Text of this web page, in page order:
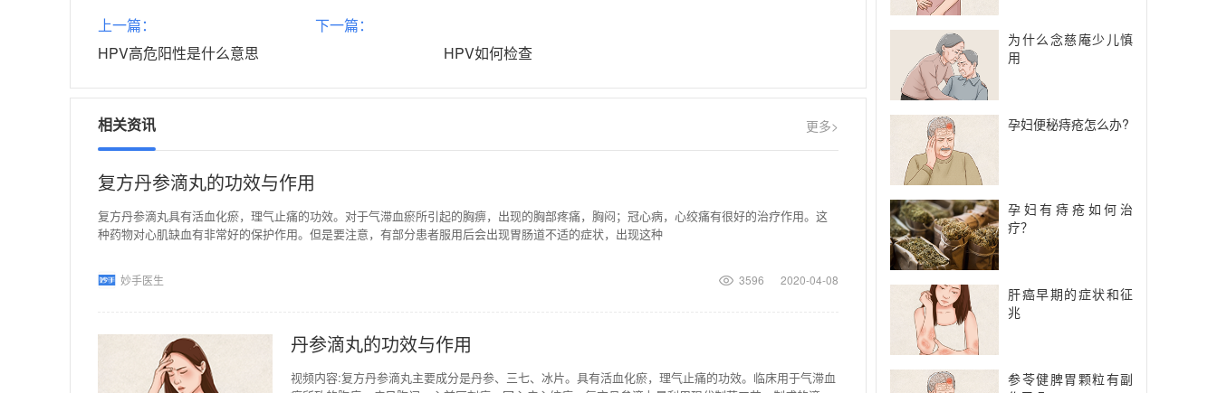
上一篇：
HPV高危阳性是什么意思
下一篇：
HPV如何检查
相关资讯 更多>
复方丹参滴丸的功效与作用
复方丹参滴丸具有活血化瘀，理气止痛的功效。对于气滞血瘀所引起的胸痹，出现的胸部疼痛，胸闷；冠心病，心绞痛有很好的治疗作用。这
种药物对心肌缺血有非常好的保护作用。但是要注意，有部分患者服用后会出现胃肠道不适的症状，出现这种
妙手医生 3596 2020-04-08
丹参滴丸的功效与作用
视频内容:复方丹参滴丸主要成分是丹参、三七、冰片。具有活血化瘀，理气止痛的功效。临床用于气滞血
为什么念慈庵少儿慎
用
孕妇便秘痔疮怎么办?
孕妇有痔疮如何治
疗？
肝癌早期的症状和征
兆
参苓健脾胃颗粒有副